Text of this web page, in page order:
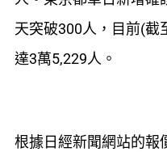
天突破300人，目前(截
達3萬5,229人。
根據日經新聞網站的報